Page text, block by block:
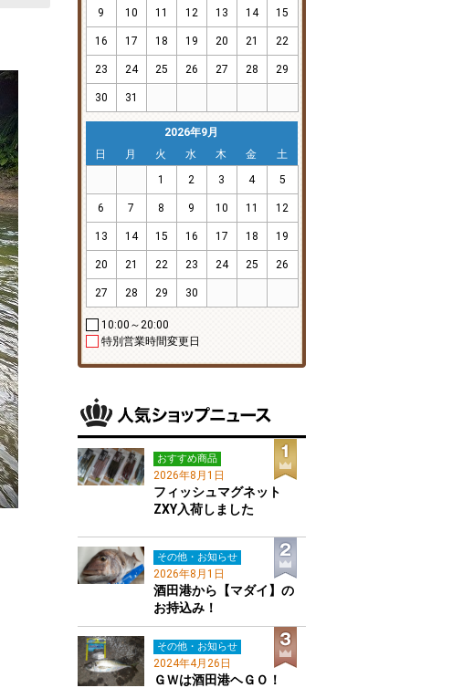
9 10 11 12 13 14 15
16 17 18 19 20 21 22
23 24 25 26 27 28 29
30 31
2026年9月
日
月 火 水 木 金
土
1
2 3 4 5
6 7 8 9 10 11 12
13 14 15 16 17 18 19
20 21 22 23 24 25 26
27 28 29 30
10:00～20:00
特別営業時間変更日
おすすめ商品
2026年8月1日
フィッシュマグネット
ZXY入荷しました
その他・お知らせ
2026年8月1日
酒田港から【マダイ】の
お持込み！
その他・お知らせ
2024年4月26日
ＧＷは酒田港ヘＧＯ！